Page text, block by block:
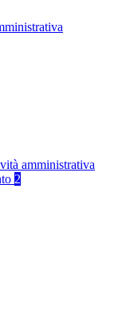
amministrativa
2